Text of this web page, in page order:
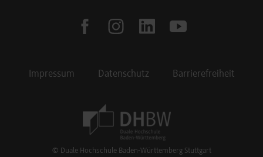
facebookinstagramlinkedinyoutube
Impressum Datenschutz Barrierefreiheit
© Duale Hochschule Baden-Württemberg Stuttgart